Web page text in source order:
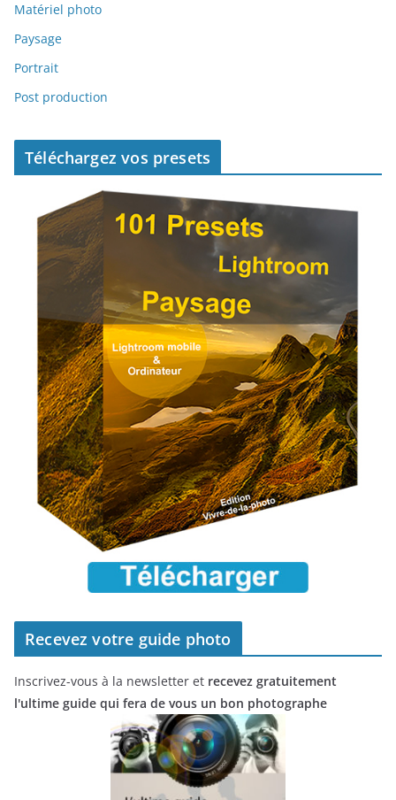
Matériel photo
Paysage
Portrait
Post production
Téléchargez vos presets
Recevez votre guide photo
Inscrivez-vous à la newsletter et recevez gratuitement
l'ultime guide qui fera de vous un bon photographe